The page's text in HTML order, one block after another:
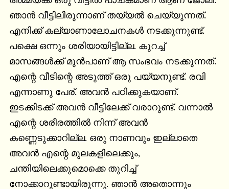
ഞാൻ വീട്ടിലിരുന്നാണ് തയ്യൽ ചെയ്യുന്നത്.
എനിക്ക് കല്യാണാലോചനകൾ നടക്കുന്നുണ്ട്.
പക്ഷെ ഒന്നും ശരിയായിട്ടില്ല. കുറച്ച്
മാസങ്ങൾക്ക് മുൻപാണ് ആ സംഭവം നടക്കുന്നത്.
എന്റെ വീടിന്റെ അടുത്ത് ഒരു പയ്യനുണ്ട്. രവി
എന്നാണു പേര്. അവൻ പഠിക്കുകയാണ്.
ഇടക്കിടക്ക് അവൻ വീട്ടിലേക്ക് വരാറുണ്ട്. വന്നാൽ
എന്റെ ശരീരത്തിൽ നിന്ന് അവൻ
കണ്ണെടുക്കാറില്ല. ഒരു നാണവും ഇല്ലാതെ
അവൻ എന്റെ മുലകളിലെക്കും,
ചന്തിയിലെക്കുമൊക്കെ തുറിച്ച്
നോക്കാറുണ്ടായിരുന്നു. ഞാൻ അതൊന്നും